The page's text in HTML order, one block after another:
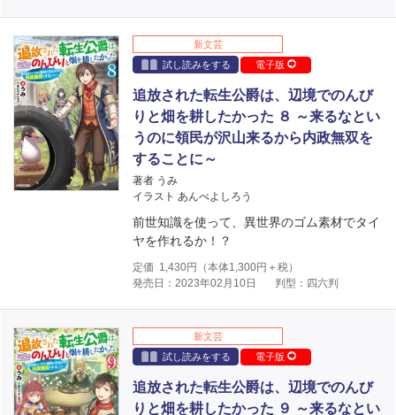
新文芸
試し読みをする
電子版
追放された転生公爵は、辺境でのんび
りと畑を耕したかった ８ ～来るなとい
うのに領民が沢山来るから内政無双を
することに～
著者 うみ
イラスト あんべよしろう
前世知識を使って、異世界のゴム素材でタイ
ヤを作れるか！？
定価 1,430円（本体1,300円＋税）
発売日：2023年02月10日
判型：四六判
新文芸
試し読みをする
電子版
追放された転生公爵は、辺境でのんび
りと畑を耕したかった ９ ～来るなとい